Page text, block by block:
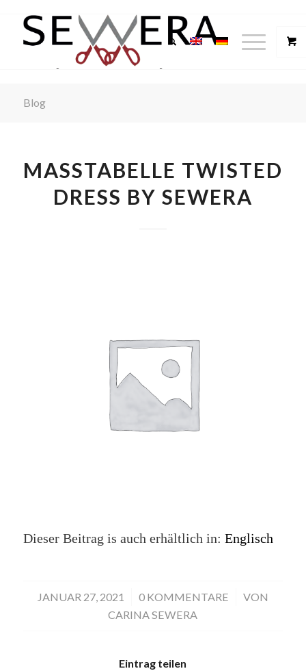
Blog
MASSTABELLE TWISTED D
RESS BY SEWERA
Dieser Beitrag is auch erhältlich in: Englisch
JANUAR 27, 2021
/ 0 KOMMENTARE
/
VON
CARINA SEWERA
Eintrag teilen